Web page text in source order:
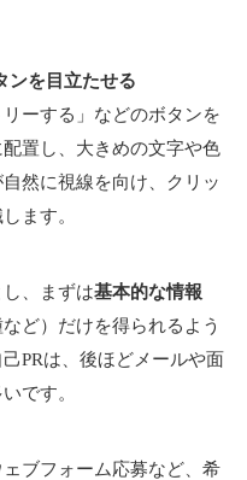
ンを目立たせる
ーする」などのボタンを
置し、大きめの文字や色
然に視線を向け、クリッ
ます。
、まずは基本的な情報
ど）だけを得られるよう
PRは、後ほどメールや面
です。
ブフォーム応募など、希